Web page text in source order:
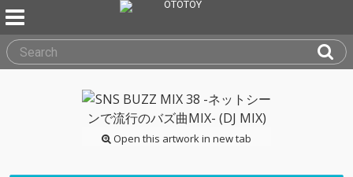
Open this artwork in new tab